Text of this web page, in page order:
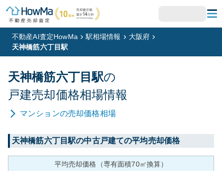
不動産AI査定HowMa 駅相場情報
大阪府
天神橋筋六丁目駅
天神橋筋六丁目駅の
戸建売却価格相場情報
マンションの売却価格相場
天神橋筋六丁目駅の中古戸建ての平均売却価格
平均売却価格（専有面積70㎡換算）